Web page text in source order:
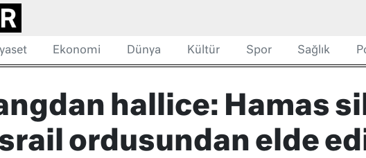
Ekonomi Dünya Kültür Spor Sağlık
hallice: Hamas
ordusundan elde